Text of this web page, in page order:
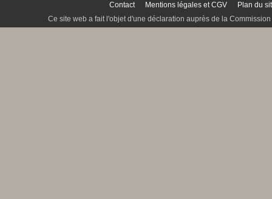
Contact Mentions légales et CGV
Plan du
Ce site web a fait l'objet d'une déclaration auprès de la